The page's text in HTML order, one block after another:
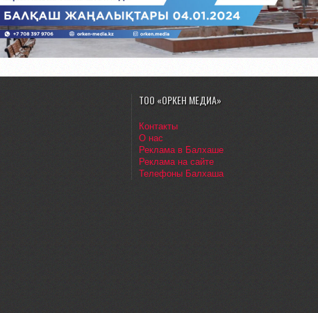
ТОО «ОРКЕН МЕДИА»
Контакты
О нас
Реклама в Балхаше
Реклама на сайте
Телефоны Балхаша